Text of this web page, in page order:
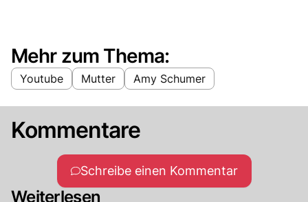
Mehr zum Thema:
Youtube Mutter Amy Schumer
Kommentare
Schreibe einen Kommentar
Weiterlesen